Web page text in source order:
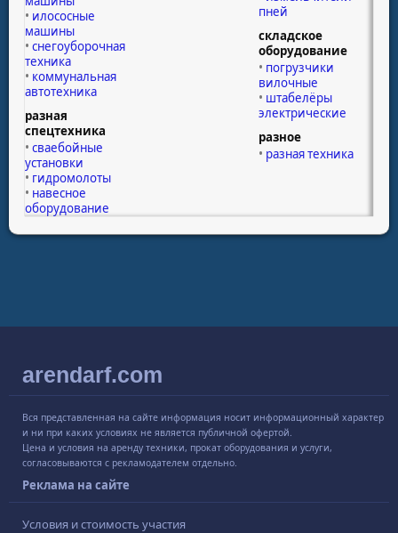
илососные
машины
снегоуборочная
техника
коммунальная
автотехника
разная
спецтехника
сваебойные
установки
гидромолоты
навесное
оборудование
пней
складское
оборудование
погрузчики
вилочные
штабелёры
электрические
разное
разная техника
arendarf.com
Вся представленная на сайте информация носит информационный характер
и ни при каких условиях не является публичной офертой.
Цена и условия на аренду техники, прокат оборудования и услуги,
согласовываются с рекламодателем отдельно.
Реклама на сайте
Условия и стоимость участия